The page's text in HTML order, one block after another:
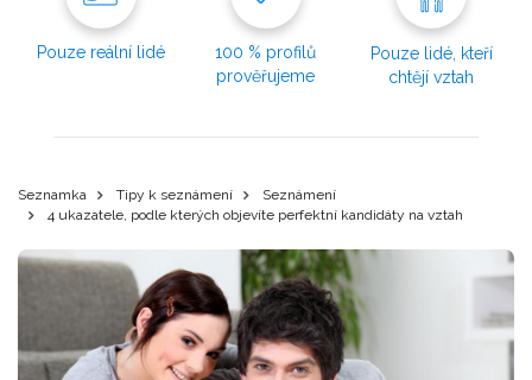
Pouze reální lidé
100 % profilů
prověřujeme
Pouze lidé, kteří
chtějí vztah
Seznamka Tipy k seznámení
Seznámení
4 ukazatele, podle kterých objevíte perfektní kandidáty na vztah